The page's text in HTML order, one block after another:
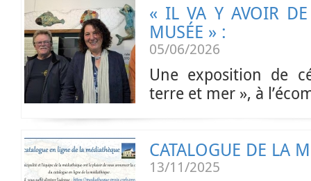
« IL VA Y AVOIR
MUSÉE » :
05/06/2026
Une exposition de
terre et mer », à
CATALOGUE DE LA
13/11/2025